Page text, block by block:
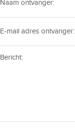
Naam ontvanger:
E-mail adres ontvanger:
Bericht: